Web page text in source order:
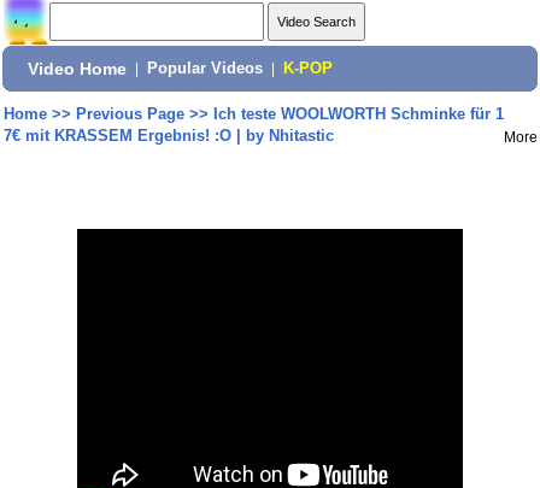
Video Home Popular Videos K-POP
Home>> Previous Page>> Ich teste WOOLWORTH Schminke für 1
7€ mit KRASSEM Ergebnis! :O | by Nhitastic
More